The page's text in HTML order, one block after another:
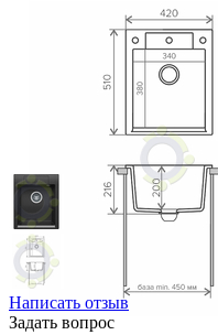
Написать отзыв
Задать вопрос